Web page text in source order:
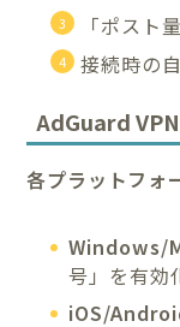
「ポスト
接続時の
AdGuard
各プラットフォ
Windows/
号」を有効
iOS/